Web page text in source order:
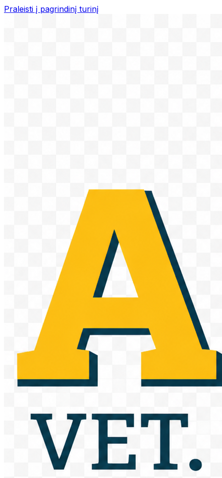
Praleisti į pagrindinį turinį